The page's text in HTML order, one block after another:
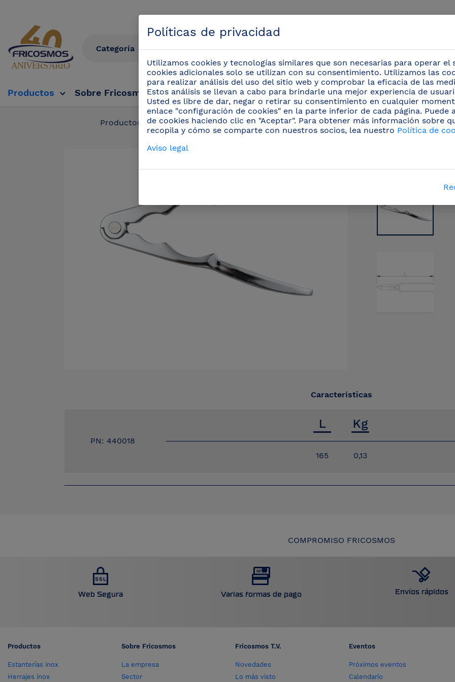
Productos Sobre Fricosmos Fricosmos Tv Eventos
Productos / Cuchillos profesionales / Utensilios para Servicio de mesa y barra
Características
PN: 440018
165
0,13
COMPROMISO FRICOSMOS
Web Segura Varias formas de pago Envíos rápidos
Productos
Estanterías inox
Herrajes inox
Sobre Fricosmos
La empresa
Sector
Fricosmos T.V.
Novedades
Lo más visto
Eventos
Próximos eventos
Calendario
Políticas de privacidad
Utilizamos cookies y tecnologías similares que son necesarias para operar el
cookies adicionales solo se utilizan con su consentimiento. Utilizamos las
para realizar análisis del uso del sitio web y comprobar la eficacia de las
Estos análisis se llevan a cabo para brindarle una mejor experiencia de
Usted es libre de dar, negar o retirar su consentimiento en cualquier
enlace "configuración de cookies" en la parte inferior de cada página. Puede
de cookies haciendo clic en "Aceptar". Para obtener más información sobre
recopila y cómo se comparte con nuestros socios, lea nuestro Política de
Aviso legal